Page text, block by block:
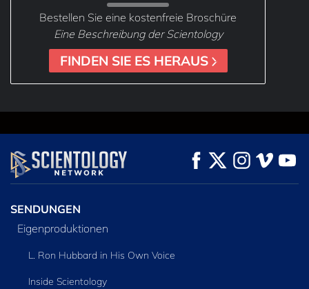
Bestellen Sie eine kostenfreie Broschüre
Eine Beschreibung der Scientology
FINDEN SIE ES HERAUS
SENDUNGEN
Eigenproduktionen
L. Ron Hubbard in His Own Voice
Inside Scientology